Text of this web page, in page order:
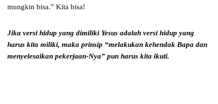
mungkin bisa.” Kita bisa!
Jika versi hidup yang dimiliki Yesus adalah versi hidup yang
harus kita miliki, maka prinsip “melakukan kehendak Bapa dan
menyelesaikan pekerjaan-Nya” pun harus kita ikuti.